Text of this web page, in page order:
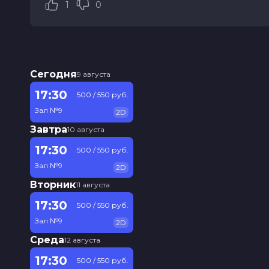
Режиссер
В прокате
Меморандум
до 10 июля
1
0
Сегодня9 августа
17:30
Зал №9
500 / 550 руб.
2D
Завтра10 августа
17:30
Зал №9
500 / 550 руб.
2D
Вторник11 августа
17:30
Зал №9
500 / 550 руб.
2D
Среда12 августа
17:30
500 / 550 руб.